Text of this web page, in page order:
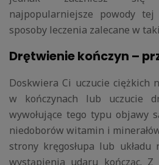
najpopularniejsze powody tej
sposoby leczenia zalecane w
Drętwienie kończyn –
Doskwiera Ci uczucie ciężkich
w kończynach lub uczucie
wywołujące tego typu objawy
niedoborów witamin i
strony kręgosłupa lub układu
wystąpienia udaru kończąc.